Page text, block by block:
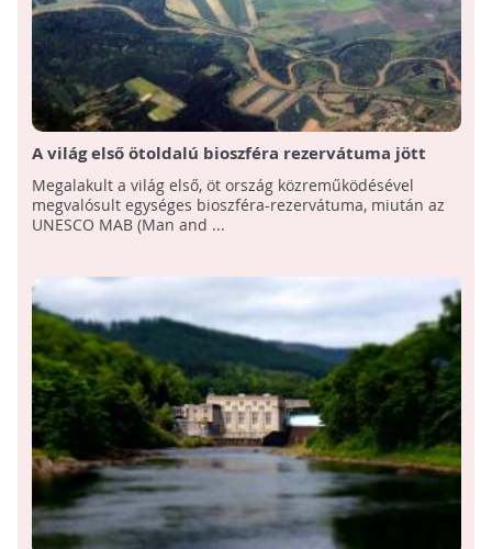
A világ első ötoldalú bioszféra rezervátuma jött
létre Magyarország részvételével
Megalakult a világ első, öt ország közreműködésével
megvalósult egységes bioszféra-rezervátuma, miután az
UNESCO MAB (Man and ...